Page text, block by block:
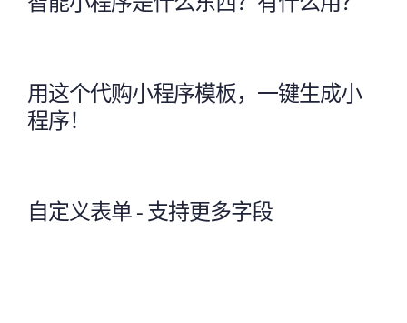
用这个代购小程序模板，一键生成小
程序！
自定义表单 - 支持更多字段